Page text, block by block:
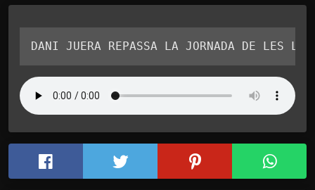
DANI JUERA REPASSA LA JORNADA DE LES